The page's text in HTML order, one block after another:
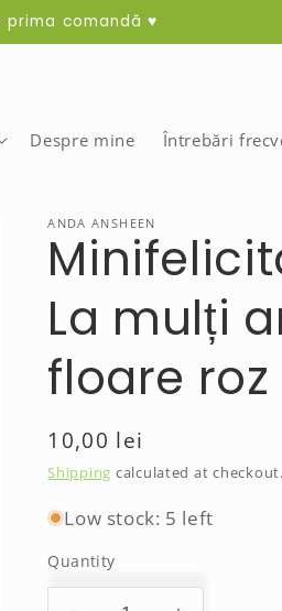
prima comandă ♥
Despre mine Întrebări
ANDA ANSHEEN
La mulți
floare roz
Regular
price
10,00 lei
Shipping calculated at checkout.
Low stock: 5 left
Quantity